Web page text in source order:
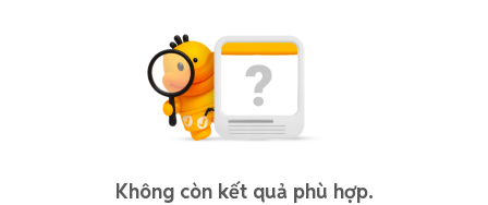
Không còn kết quả phù hợp.